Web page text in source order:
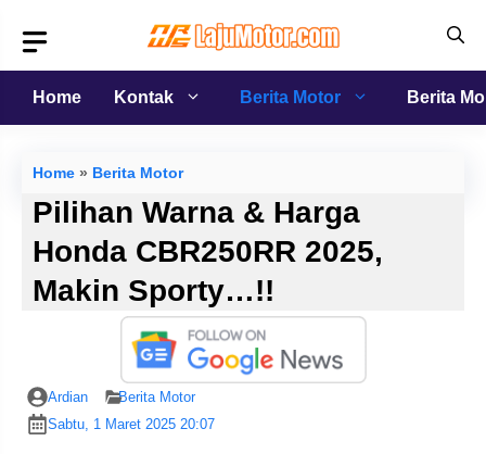
isi
Home
Kontak Berita Motor Berita
Home » Berita Motor
Pilihan Warna & Harga
Honda CBR250RR 2025,
Makin Sporty…!!
Ardian
Berita Motor
Sabtu, 1 Maret 2025 20:07